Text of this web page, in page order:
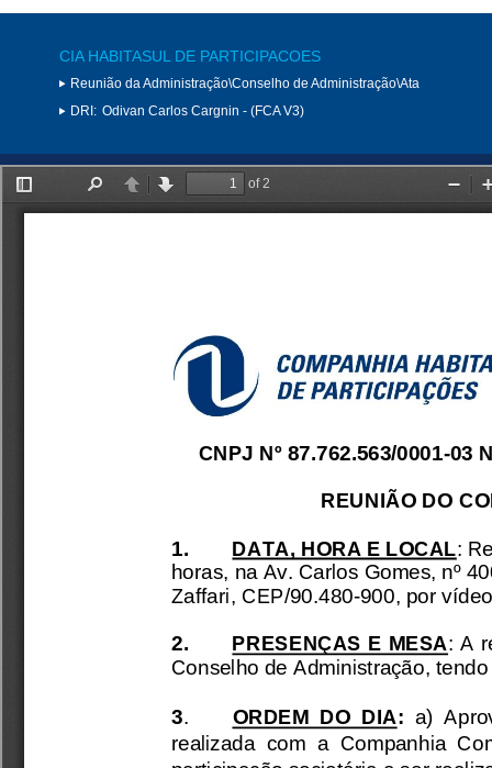
CIA HABITASUL DE PARTICIPACOES
Reunião da Administração\Conselho de Administração\Ata
DRI: Odivan Carlos Cargnin - (FCA V3)